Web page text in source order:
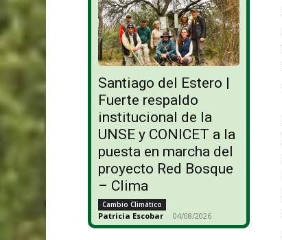
Santiago del Estero |
Fuerte respaldo
institucional de la
UNSE y CONICET a la
puesta en marcha del
proyecto Red Bosque
– Clima
Cambio Climático
Patricia Escobar - 04/08/2026